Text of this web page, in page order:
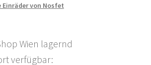
Einräder von Nosfet
Wien lagernd
verfügbar: